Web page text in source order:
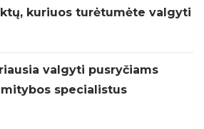
kuriuos turėtumėte valgyti
valgyti pusryčiams
specialistus